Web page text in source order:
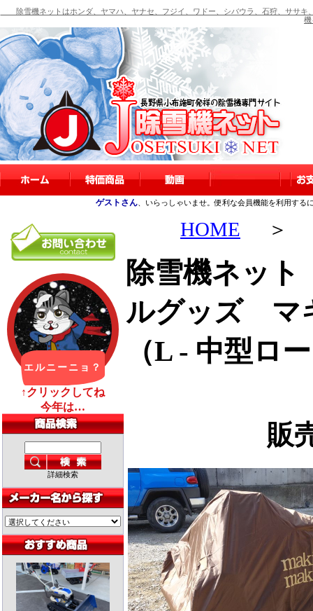
除雪機ネットはホンダ、ヤマハ、ヤナセ、フジイ、ワドー、シバウラ、石狩、ササキ
機
ゲストさん 、いらっしゃいませ。便利な会員機能を利用する
詳細検索
HOME ＞
除雪機ネッ
ルグッズ マ
（L - 中型ロ
販